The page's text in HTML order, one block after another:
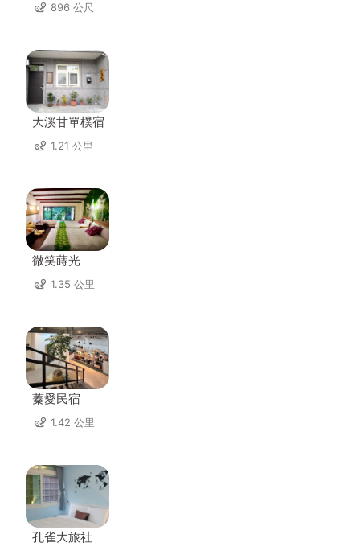
896 公尺
大溪甘單樸宿
1.21 公里
微笑蒔光
1.35 公里
蓁愛民宿
1.42 公里
孔雀大旅社